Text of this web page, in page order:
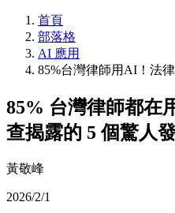
首頁
部落格
AI 應用
85%台灣律師用AI！法
85% 台灣律師都在
查揭露的 5 個驚人
黃敬峰
2026/2/1